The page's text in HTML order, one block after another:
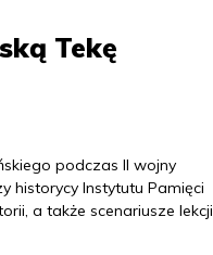
Tekę
podczas II wojny
historycy Instytutu Pamięci
a także scenariusze lekcji